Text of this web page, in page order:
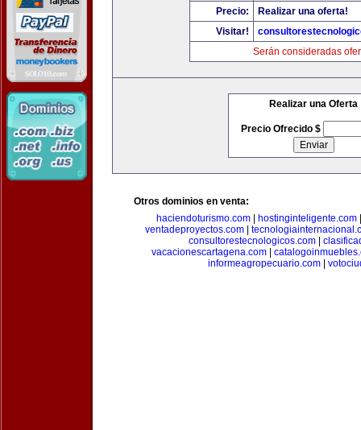
Precio:
Realizar una oferta!
Visitar!
Serán consideradas
Realizar una Oferta
Precio Ofrecido $
Otros dominios en venta:
haciendoturismo.com
hostinginteligente.com
ventadeproyectos.com|
consultorestecnologicos.com
vacacionescartagena.com
informeagropecuario.com